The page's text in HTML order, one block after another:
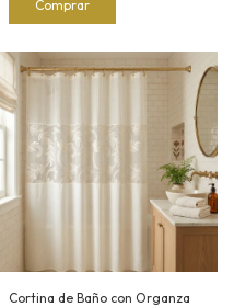
Comprar
Cortina de Baño con Organza